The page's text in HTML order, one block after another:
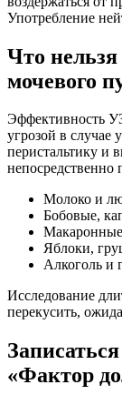
Употребление
Что
мочевого
Эффективность
угрозой в
перистальтику и
непосредственно
Молоко и
Бобовые,
Макаронные
Яблоки,
Алкоголь и
Исследование
перекусить,
«Фактор